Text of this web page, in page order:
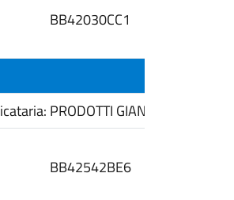
BB42030CC1
PRODOTTI GIANNI S.R.L.
BB42542BE6